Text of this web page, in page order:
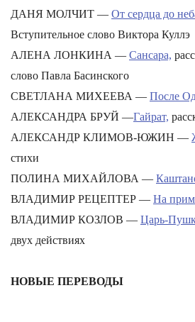
ДАНЯ МОЛЧИТ — От сердца до
Вступительное слово Виктора Куллэ
АЛЕНА ЛОНКИНА — Сансара,
слово Павла Басинского
СВЕТЛАНА МИХЕЕВА — После
АЛЕКСАНДРА БРУЙ —Гайрат,
АЛЕКСАНДР КЛИМОВ-ЮЖИН —
стихи
ПОЛИНА МИХАЙЛОВА —
ВЛАДИМИР РЕЦЕПТЕР — На
ВЛАДИМИР КОЗЛОВ — Царь-
двух действиях
НОВЫЕ ПЕРЕВОДЫ